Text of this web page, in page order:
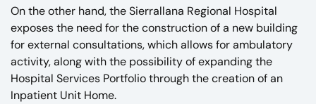
On the other hand, the Sierrallana Regional Hospital
exposes the need for the construction of a new building
for external consultations, which allows for ambulatory
activity, along with the possibility of expanding the
Hospital Services Portfolio through the creation of an
Inpatient Unit Home.